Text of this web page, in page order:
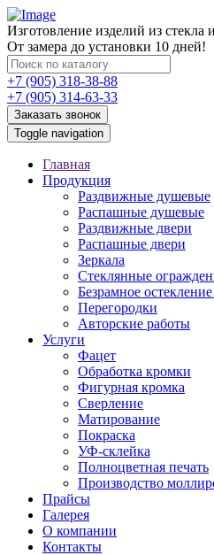
Изготовление изделий из стекла
От замера до установки 10 дней!
+7 (905) 318-38-88
+7 (905) 314-63-33
Заказать звонок
Toggle navigation
Главная
Продукция
Раздвижные душевые
Распашные душевые
Раздвижные двери
Распашные двери
Зеркала
Стеклянные
Безрамное
Перегородки
Авторские работы
Услуги
Фацет
Обработка кромки
Фигурная кромка
Сверление
Матирование
Покраска
УФ-склейка
Полноцветная печать
Производство
Прайсы
Галерея
О компании
Контакты